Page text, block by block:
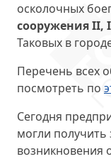
осколочных
сооружения II,
Таковых в
Перечень всех
посмотреть по
Сегодня
могли получить
возникновения